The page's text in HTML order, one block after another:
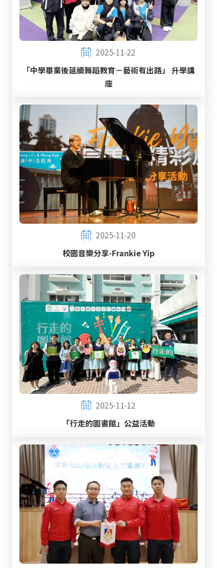
2025-11-22
「中學畢業後延續舞蹈教育－藝術有出路」 升學講
座
2025-11-20
校園音樂分享-Frankie Yip
2025-11-12
「行走的圖書館」公益活動